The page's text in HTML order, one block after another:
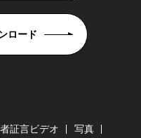
ロード
証言ビデオ 写真